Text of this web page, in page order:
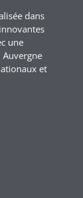
dans
une
et